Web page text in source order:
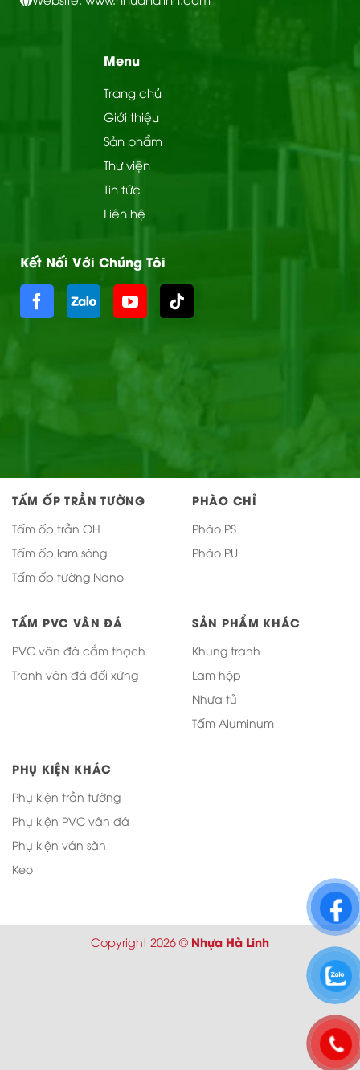
Menu
Trang chủ
Giới thiệu
Sản phẩm
Thư viện
Tin tức
Liên hệ
Kết Nối Với Chúng Tôi
TẤM ỐP TRẦN TƯỜNG
Tấm ốp trần OH
Tấm ốp lam sóng
Tấm ốp tường Nano
PHÀO CHỈ
Phào PS
Phào PU
TẤM PVC VÂN ĐÁ
PVC vân đá cẩm thạch
Tranh vân đá đối xứng
SẢN PHẨM KHÁC
Khung tranh
Lam hộp
Nhựa tủ
Tấm Aluminum
PHỤ KIỆN KHÁC
Phụ kiện trần tường
Phụ kiện PVC vân đá
Phụ kiện ván sàn
Keo
Copyright 2026 © Nhựa Hà Linh